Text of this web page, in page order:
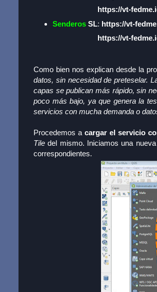
https://vt-
SenderosSL: https://vt-
https://vt-
Como bien nos explican desde la
datos, sin necesidad de preteselar.
capas se publican más rápido, sin
poco más bajo, ya que genera la
servicios con mucha demanda o
Procedemos acargar el servicio
Tile del mismo. Iniciamos una
correspondientes.